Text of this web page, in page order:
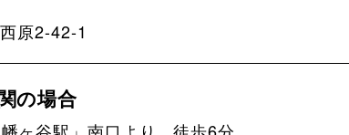
原2-42-1
の場合